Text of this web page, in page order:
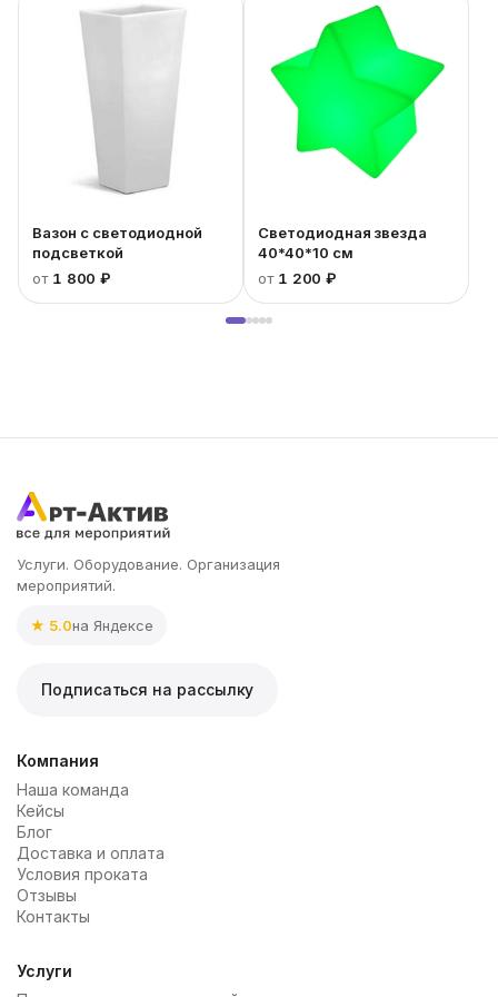
Вазон с светодиодной
подсветкой
от 1 800 ₽
Светодиодная звезда
40*40*10 см
от 1 200 ₽
Услуги. Оборудование. Организация
мероприятий.
★ 5.0на Яндексе
Подписаться на рассылку
Компания
Наша команда
Кейсы
Блог
Доставка и оплата
Условия проката
Отзывы
Контакты
Услуги